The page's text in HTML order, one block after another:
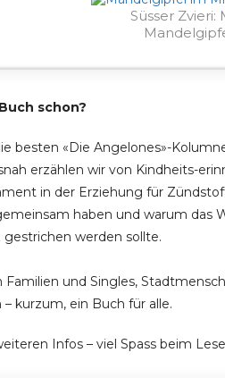
Süsser Zvieri:
schon?
besten «Die Angelones»-
erzählen wir von Kindheits-
in der Erziehung für
haben und warum das
werden sollte.
Familien und Singles,
kurzum, ein Buch für alle.
Infos – viel Spass beim